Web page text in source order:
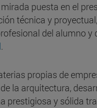
puesta en el
técnica y
del alumno y
.
propias de
la arquitectura,
prestigiosa y sólida